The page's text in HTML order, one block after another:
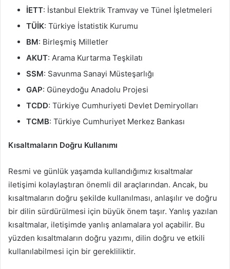
İETT: İstanbul Elektrik Tramvay ve Tünel İşletmeleri
TÜİK: Türkiye İstatistik Kurumu
BM: Birleşmiş Milletler
AKUT: Arama Kurtarma Teşkilatı
SSM: Savunma Sanayi Müsteşarlığı
GAP: Güneydoğu Anadolu Projesi
TCDD: Türkiye Cumhuriyeti Devlet Demiryolları
TCMB: Türkiye Cumhuriyet Merkez Bankası
Kısaltmaların Doğru Kullanımı
Resmi ve günlük yaşamda kullandığımız kısaltmalar
iletişimi kolaylaştıran önemli dil araçlarından. Ancak, bu
kısaltmaların doğru şekilde kullanılması, anlaşılır ve doğru
bir dilin sürdürülmesi için büyük önem taşır. Yanlış yazılan
kısaltmalar, iletişimde yanlış anlamalara yol açabilir. Bu
yüzden kısaltmaların doğru yazımı, dilin doğru ve etkili
kullanılabilmesi için bir gerekliliktir.